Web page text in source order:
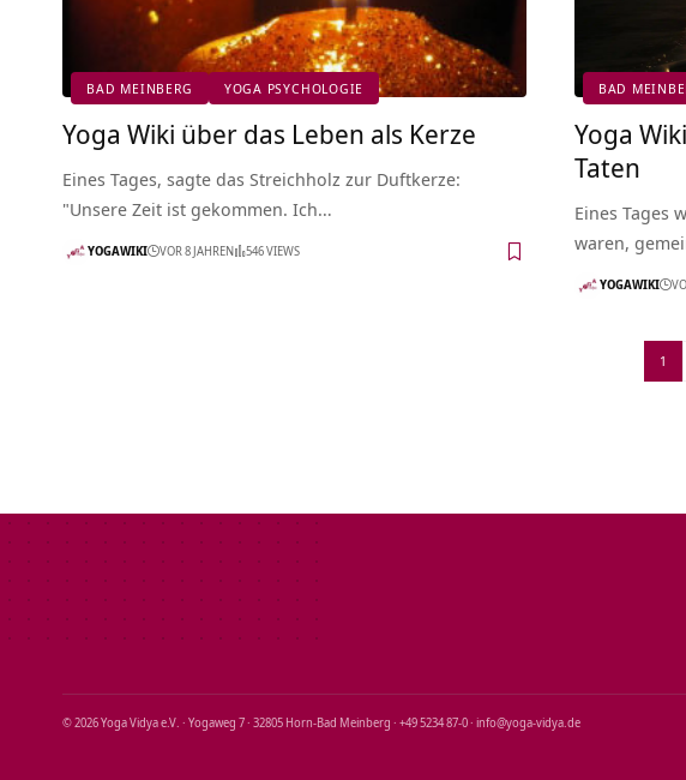
BAD MEINBERG YOGA PSYCHOLOGIE
Yoga Wiki über das Leben als Kerze
Eines Tages, sagte das Streichholz zur Duftkerze:
"Unsere Zeit ist gekommen. Ich…
YOGAWIKI VOR 8 JAHREN 546 VIEWS
BAD
Yoga
Taten
Eines Tages
waren,
YOGAWIKI
1
© 2026 Yoga Vidya e.V. · Yogaweg 7 · 32805 Horn‑Bad Meinberg · +49 5234 87‑0 · info@yoga‑vidya.de